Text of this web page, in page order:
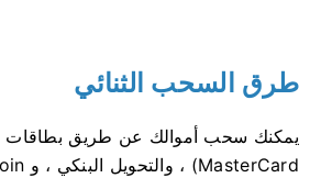
طرق السحب الثنائي